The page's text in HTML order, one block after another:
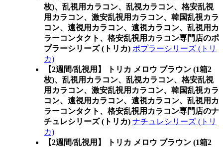
枚)、乱視用カラコン、乱視カラコン、格安乱視
用カラコン、激安乱視用カラコン、韓国乱視カラ
コン、遠視用カラコン、遠視カラコン、乱視用カ
ラーコンタクト、格安乱視用カラコン専門店のポ
プラーシリーズ (トリカ) ポプラーシリーズ (トリ
カ)
【2週間/乱視用】 トリカ メロウ ブラウン (1箱2
枚)、乱視用カラコン、乱視カラコン、格安乱視
用カラコン、激安乱視用カラコン、韓国乱視カラ
コン、遠視用カラコン、遠視カラコン、乱視用カ
ラーコンタクト、格安乱視用カラコン専門店のナ
チュレシリーズ (トリカ) ナチュレシリーズ (トリ
カ)
【2週間/乱視用】 トリカ メロウ ブラウン (1箱2